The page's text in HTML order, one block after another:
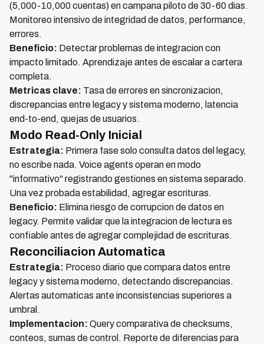
(5,000-10,000 cuentas) en campana piloto de 30-60 dias.
Monitoreo intensivo de integridad de datos, performance,
errores.
Beneficio: Detectar problemas de integracion con
impacto limitado. Aprendizaje antes de escalar a cartera
completa.
Metricas clave: Tasa de errores en sincronizacion,
discrepancias entre legacy y sistema moderno, latencia
end-to-end, quejas de usuarios.
Modo Read-Only Inicial
Estrategia: Primera fase solo consulta datos del legacy,
no escribe nada. Voice agents operan en modo
"informativo" registrando gestiones en sistema separado.
Una vez probada estabilidad, agregar escrituras.
Beneficio: Elimina riesgo de corrupcion de datos en
legacy. Permite validar que la integracion de lectura es
confiable antes de agregar complejidad de escrituras.
Reconciliacion Automatica
Estrategia: Proceso diario que compara datos entre
legacy y sistema moderno, detectando discrepancias.
Alertas automaticas ante inconsistencias superiores a
umbral.
Implementacion: Query comparativa de checksums,
conteos, sumas de control. Reporte de diferencias para